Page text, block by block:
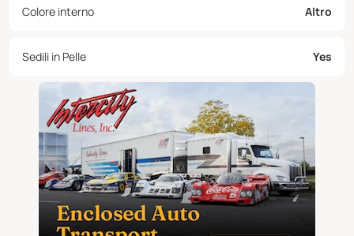
Colore interno Altro
Sedili in Pelle Yes